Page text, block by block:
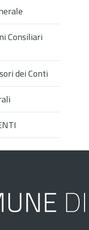
Consiliari
dei Conti